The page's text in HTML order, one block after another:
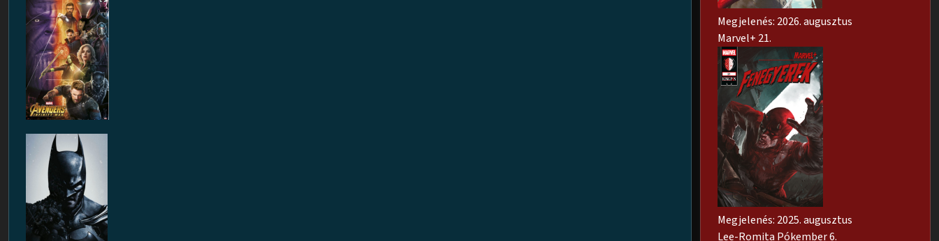
Megjelenés: 2026. augusztus
Marvel+ 21.
Megjelenés: 2025. augusztus
Lee-Romita Pókember 6.